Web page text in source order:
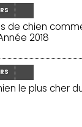
de chien
2018
le plus cher